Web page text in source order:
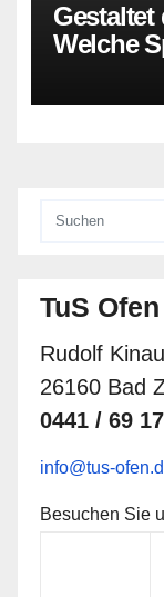
Gestaltet
Welche
TuS Ofen
Rudolf
26160 Bad
0441 / 69
info@tus-
Besuchen Sie